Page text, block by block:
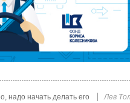
надо начать делать его Лев